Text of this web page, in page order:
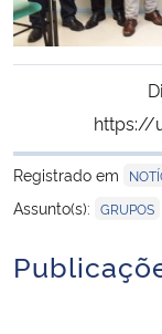
https://
Registrado em
Assunto(s): GRUPOS